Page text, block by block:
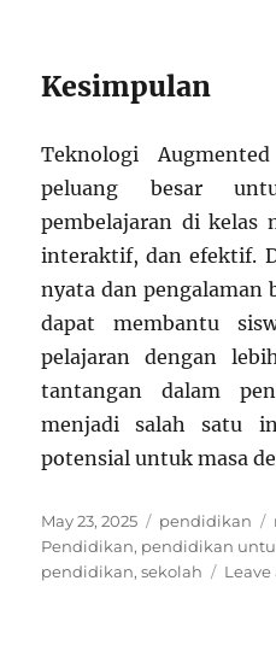
Kesimpulan
Teknologi
peluang besar
pembelajaran di kelas
interaktif, dan efektif.
nyata dan pengalaman
dapat membantu
pelajaran dengan
tantangan dalam
menjadi salah satu
potensial untuk masa
Posted
on
May 23, 2025 Categories
pendidikan
Pendidikan, pendidikan
pendidikan,sekolah